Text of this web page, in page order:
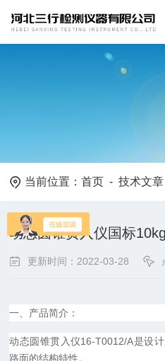
当前位置：首页 -技术文章
动态圆锥贯入仪国标10kg
更新时间：2022-03-28
一、产品简介：
动态圆锥贯入仪16-T0012/A是设
路面的结构特性。